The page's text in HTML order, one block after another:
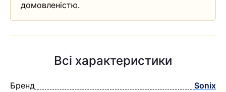
домовленістю.
Всі характеристики
Бренд
Sonix